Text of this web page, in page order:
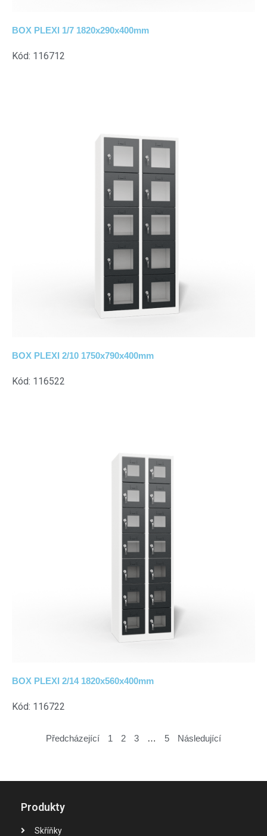
BOX PLEXI 1/7 1820x290x400mm
Kód: 116712
BOX PLEXI 2/10 1750x790x400mm
Kód: 116522
BOX PLEXI 2/14 1820x560x400mm
Kód: 116722
Předcházející 1 2 3 … 5 Následující
Produkty
Skříňky